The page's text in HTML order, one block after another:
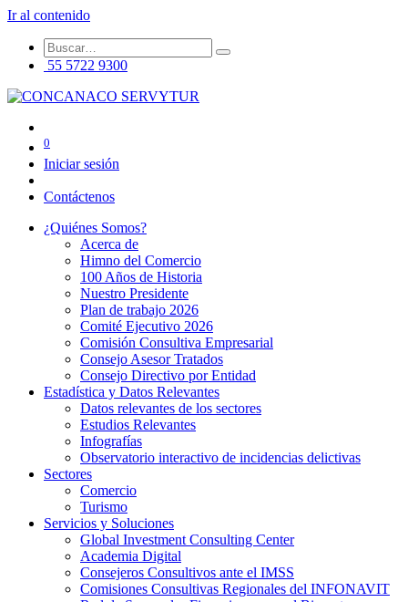
Ir al contenido
55 5722 9300
0
Iniciar sesión
Contáctenos
¿Quiénes Somos?
Acerca de
Himno del Comercio
100 Años de Historia
Nuestro Presidente
Plan de trabajo 2026
Comité Ejecutivo 2026
Comisión Consultiva Empresarial
Consejo Asesor Tratados
Consejo Directivo por Entidad
Estadística y Datos Relevantes
Datos relevantes de los sectores
Estudios Relevantes
Infografías
Observatorio interactivo de incidencias delictivas
Sectores
Comercio
Turismo
Servicios y Soluciones
Global Investment Consulting Center
Academia Digital
Consejeros Consultivos ante el IMSS
Comisiones Consultivas Regionales del INFONAVIT